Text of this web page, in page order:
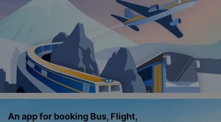
An app for booking Bus, Flight,